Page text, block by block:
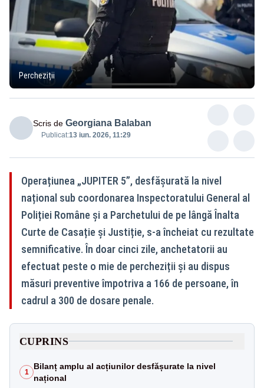
Percheziții
Scris de Georgiana Balaban
Publicat:13 iun. 2026, 11:29
Operațiunea „JUPITER 5”, desfășurată la nivel
național sub coordonarea Inspectoratului General al
Poliției Române și a Parchetului de pe lângă Înalta
Curte de Casație și Justiție, s-a încheiat cu rezultate
semnificative. În doar cinci zile, anchetatorii au
efectuat peste o mie de percheziții și au dispus
măsuri preventive împotriva a 166 de persoane, în
cadrul a 300 de dosare penale.
CUPRINS
1
Bilanț amplu al acțiunilor desfășurate la nivel
național